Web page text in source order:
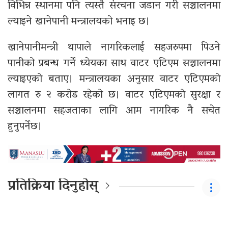
विभिन्न स्थानमा पनि त्यस्तै संरचना जडान गरी सञ्चालनमा
ल्याइने खानेपानी मन्त्रालयको भनाइ छ।
खानेपानीमन्त्री थापाले नागरिकलाई सहजरुपमा पिउने
पानीको प्रबन्ध गर्ने ध्येयका साथ वाटर एटिएम सञ्चालनमा
ल्याइएको बताए। मन्त्रालयका अनुसार वाटर एटिएमको
लागत रु २ करोड रहेको छ। वाटर एटिएमको सुरक्षा र
सञ्चालनमा सहजताका लागि आम नागरिक नै सचेत
हुनुपर्नेछ।
प्रतिक्रिया दिनुहोस्